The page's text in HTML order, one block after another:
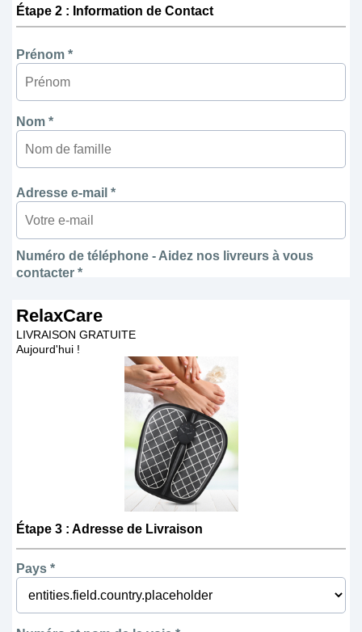
Étape 2 : Information de Contact
Prénom *
Nom *
Adresse e-mail *
Numéro de téléphone - Aidez nos livreurs à vous
contacter *
RelaxCare
LIVRAISON GRATUITE
Aujourd'hui !
Étape 3 : Adresse de Livraison
Pays *